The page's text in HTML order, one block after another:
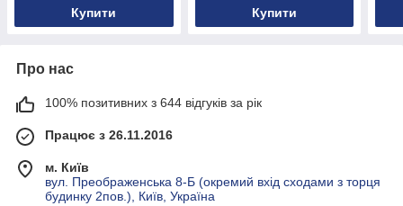
Купити Купити
Про нас
100% позитивних з 644 відгуків за рік
Працює з 26.11.2016
м. Київ
вул. Преображенська 8-Б (окремий вхід сходами з торця
будинку 2пов.), Київ, Україна